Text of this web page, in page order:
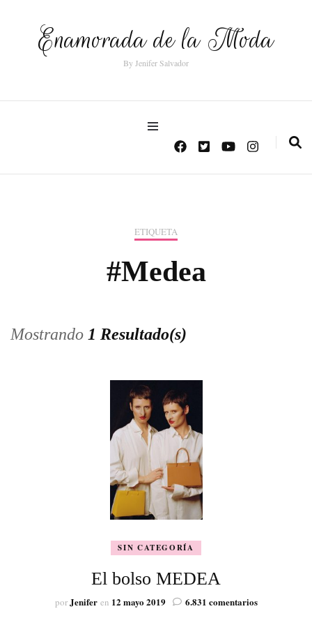
Enamorada de la Moda
By Jenifer Salvador
ETIQUETA
#Medea
Mostrando 1 Resultado(s)
SIN CATEGORÍA
El bolso MEDEA
porJenifer en 12 mayo 2019 6.831 comentariosen